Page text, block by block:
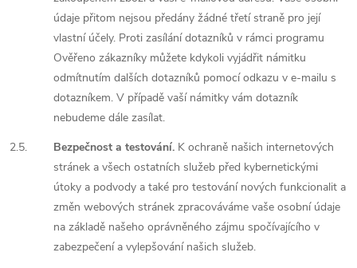
údaje přitom nejsou předány žádné třetí straně pro její
vlastní účely. Proti zasílání dotazníků v rámci programu
Ověřeno zákazníky můžete kdykoli vyjádřit námitku
odmítnutím dalších dotazníků pomocí odkazu v e-mailu s
dotazníkem. V případě vaší námitky vám dotazník
nebudeme dále zasílat.
2.5.
Bezpečnost a testování. K ochraně našich internetových
stránek a všech ostatních služeb před kybernetickými
útoky a podvody a také pro testování nových funkcionalit a
změn webových stránek zpracováváme vaše osobní údaje
na základě našeho oprávněného zájmu spočívajícího v
zabezpečení a vylepšování našich služeb.